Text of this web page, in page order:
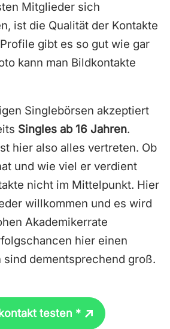
Mitglieder sich
ist die Qualität der Kontakte
gibt es so gut wie gar
kann man Bildkontakte
Singlebörsen akzeptiert
Singles ab 16 Jahren.
hier also alles vertreten. Ob
und wie viel er verdient
nicht im Mittelpunkt. Hier
willkommen und es wird
Akademikerrate
hier einen
sind dementsprechend groß.
testen *